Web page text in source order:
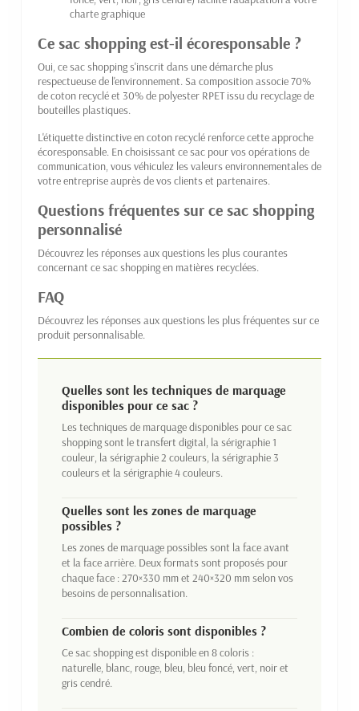
charte graphique
Ce sac shopping est-il écoresponsable ?
Oui, ce sac shopping s'inscrit dans une démarche plus
respectueuse de l'environnement. Sa composition associe 70%
de coton recyclé et 30% de polyester RPET issu du recyclage de
bouteilles plastiques.
L'étiquette distinctive en coton recyclé renforce cette approche
écoresponsable. En choisissant ce sac pour vos opérations de
communication, vous véhiculez les valeurs environnementales de
votre entreprise auprès de vos clients et partenaires.
Questions fréquentes sur ce sac shopping
personnalisé
Découvrez les réponses aux questions les plus courantes
concernant ce sac shopping en matières recyclées.
FAQ
Découvrez les réponses aux questions les plus fréquentes sur ce
produit personnalisable.
Quelles sont les techniques de marquage
disponibles pour ce sac ?
Les techniques de marquage disponibles pour ce sac
shopping sont le transfert digital, la sérigraphie 1
couleur, la sérigraphie 2 couleurs, la sérigraphie 3
couleurs et la sérigraphie 4 couleurs.
Quelles sont les zones de marquage
possibles ?
Les zones de marquage possibles sont la face avant
et la face arrière. Deux formats sont proposés pour
chaque face : 270×330 mm et 240×320 mm selon vos
besoins de personnalisation.
Combien de coloris sont disponibles ?
Ce sac shopping est disponible en 8 coloris :
naturelle, blanc, rouge, bleu, bleu foncé, vert, noir et
gris cendré.